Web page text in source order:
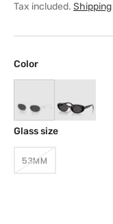
Tax included. Shipping
Color
Glass size
53MMVARIANT